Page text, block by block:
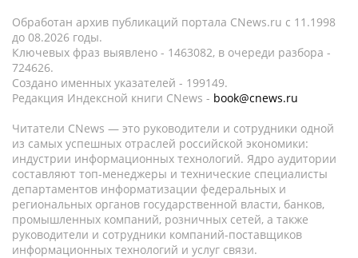
Обработан архив публикаций портала CNews.ru c 11.1998
до 08.2026 годы.
Ключевых фраз выявлено - 1463082, в очереди разбора -
724626.
Создано именных указателей - 199149.
Редакция Индексной книги CNews - book@cnews.ru
Читатели CNews — это руководители и сотрудники одной
из самых успешных отраслей российской экономики:
индустрии информационных технологий. Ядро аудитории
составляют топ-менеджеры и технические специалисты
департаментов информатизации федеральных и
региональных органов государственной власти, банков,
промышленных компаний, розничных сетей, а также
руководители и сотрудники компаний-поставщиков
информационных технологий и услуг связи.